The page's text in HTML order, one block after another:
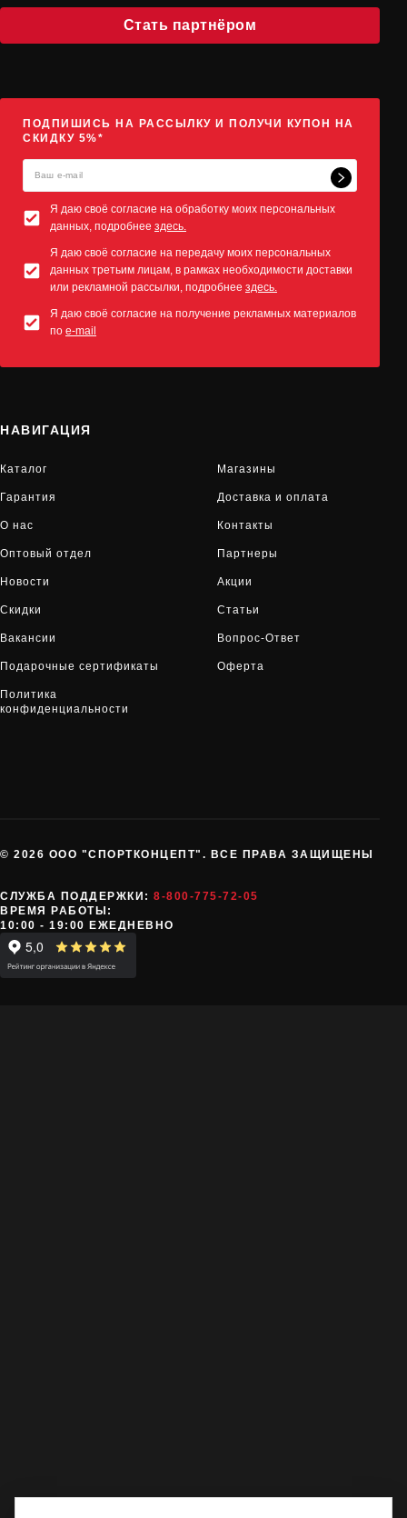
Стать партнёром
ПОДПИШИСЬ НА РАССЫЛКУ И ПОЛУЧИ КУПОН НА
СКИДКУ 5%*
Я даю своё согласие на обработку моих персональных
данных, подробнее здесь.
Я даю своё согласие на передачу моих персональных
данных третьим лицам, в рамках необходимости доставки
или рекламной рассылки, подробнее здесь.
Я даю своё согласие на получение рекламных материалов
по e-mail
НАВИГАЦИЯ
Каталог Магазины
Гарантия Доставка и оплата
О нас Контакты
Оптовый отдел Партнеры
Новости Акции
Скидки Статьи
Вакансии Вопрос-Ответ
Подарочные сертификаты Оферта
Политика
конфиденциальности
© 2026 ООО "СПОРТКОНЦЕПТ". ВСЕ ПРАВА ЗАЩИЩЕНЫ
СЛУЖБА ПОДДЕРЖКИ: 8-800-775-72-05
ВРЕМЯ РАБОТЫ:
10:00 - 19:00 ЕЖЕДНЕВНО